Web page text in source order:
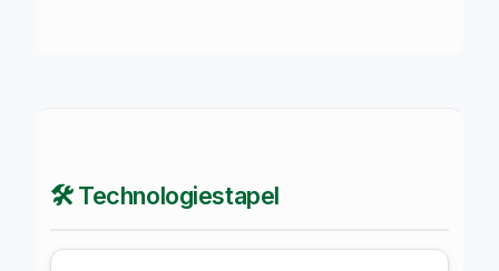
🛠️ Technologiestapel